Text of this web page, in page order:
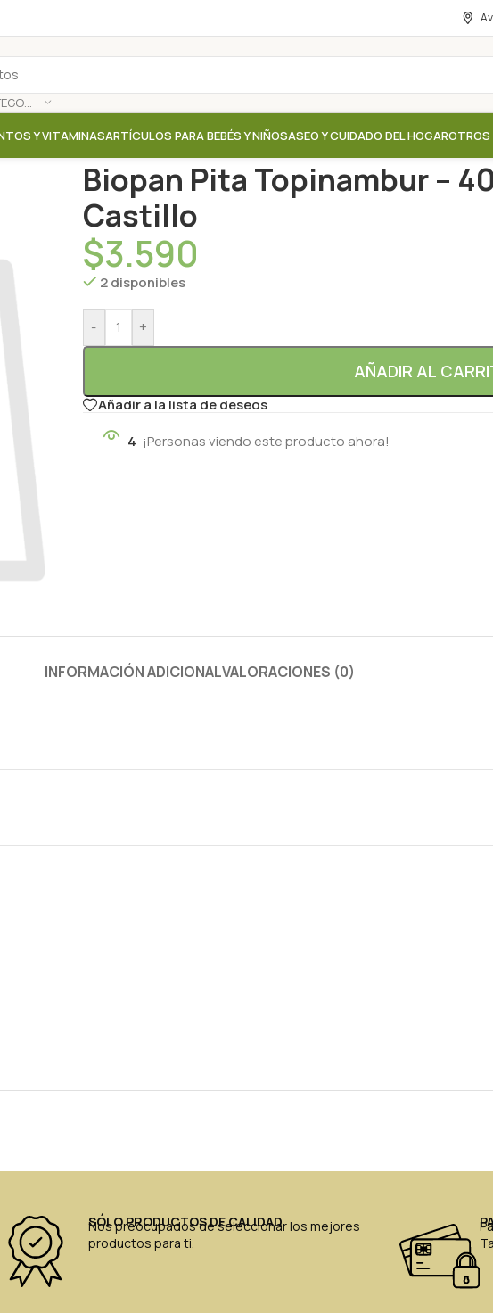
SELECCIONAR CATEGORÍA
Y VITAMINASARTÍCULOS PARA BEBÉS Y NIÑOSASEO Y CUIDADO DEL HOGAROTROS
Biopan Pita Topinambur –
Castillo
$3.590
2 disponibles
- +
AÑADIR AL
Añadir a la lista de deseos
4 ¡Personas viendo este producto ahora!
INFORMACIÓN ADICIONALVALORACIONES (0)
SÓLO PRODUCTOS DE CALIDAD
Nos preocupados de seleccionar los mejores
productos para ti.